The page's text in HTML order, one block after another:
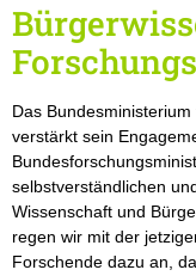
Das
verstärkt sein
selbstverständlichen
Wissenschaft und
regen wir mit der
Forschende dazu an,